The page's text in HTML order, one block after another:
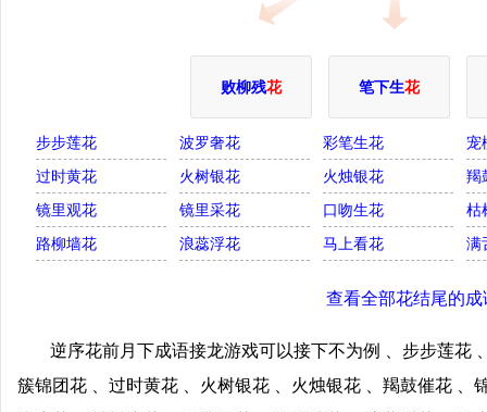
败柳残花 笔下生花
步步莲花 波罗奢花 彩笔生花
宠
过时黄花
火树银花 火烛银花
羯
镜里观花
镜里采花 口吻生花
枯
路柳墙花
浪蕊浮花 马上看花 满
查看全部花结尾的成
逆序花前月下成语接龙游戏可以接下不为例 、步步莲花
簇锦团花 、过时黄花 、火树银花 、火烛银花 、羯鼓催花 、